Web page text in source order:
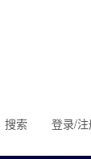
搜索 登录/